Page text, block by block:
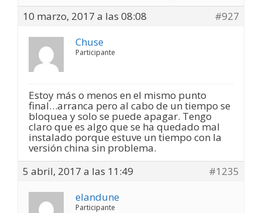
10 marzo, 2017 a las 08:08
#927
Chuse
Participante
Estoy más o menos en el mismo punto
final…arranca pero al cabo de un tiempo se
bloquea y solo se puede apagar. Tengo
claro que es algo que se ha quedado mal
instalado porque estuve un tiempo con la
versión china sin problema.
5 abril, 2017 a las 11:49
#1235
elandune
Participante